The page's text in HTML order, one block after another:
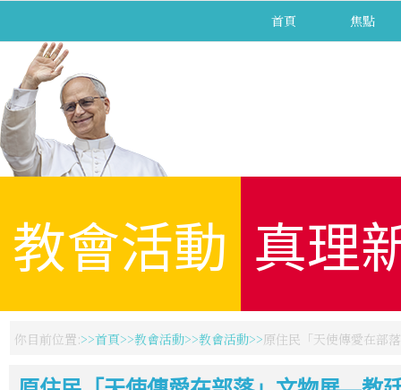
首頁 焦點
教會活動 真理
你目前位置: 首頁 教會活動 教會活動 原住民「天使傳愛在部